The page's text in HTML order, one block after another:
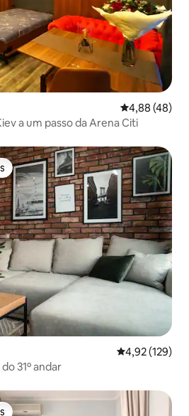
4,88 de uma
4,88 (48)
a um passo da Arena Citi
4,92 de uma
4,92 (129)
31º andar